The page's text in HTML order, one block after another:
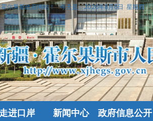
尔果斯政府网站！ 今天是：2026年8月6日 星期四
走进口岸 新闻中心 政府信息公开